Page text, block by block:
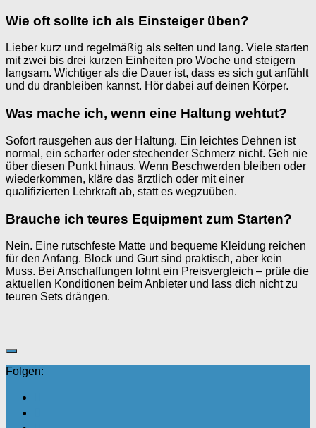
Wie oft sollte ich als Einsteiger üben?
Lieber kurz und regelmäßig als selten und lang. Viele starten
mit zwei bis drei kurzen Einheiten pro Woche und steigern
langsam. Wichtiger als die Dauer ist, dass es sich gut anfühlt
und du dranbleiben kannst. Hör dabei auf deinen Körper.
Was mache ich, wenn eine Haltung wehtut?
Sofort rausgehen aus der Haltung. Ein leichtes Dehnen ist
normal, ein scharfer oder stechender Schmerz nicht. Geh nie
über diesen Punkt hinaus. Wenn Beschwerden bleiben oder
wiederkommen, kläre das ärztlich oder mit einer
qualifizierten Lehrkraft ab, statt es wegzuüben.
Brauche ich teures Equipment zum Starten?
Nein. Eine rutschfeste Matte und bequeme Kleidung reichen
für den Anfang. Block und Gurt sind praktisch, aber kein
Muss. Bei Anschaffungen lohnt ein Preisvergleich – prüfe die
aktuellen Konditionen beim Anbieter und lass dich nicht zu
teuren Sets drängen.
Folgen: